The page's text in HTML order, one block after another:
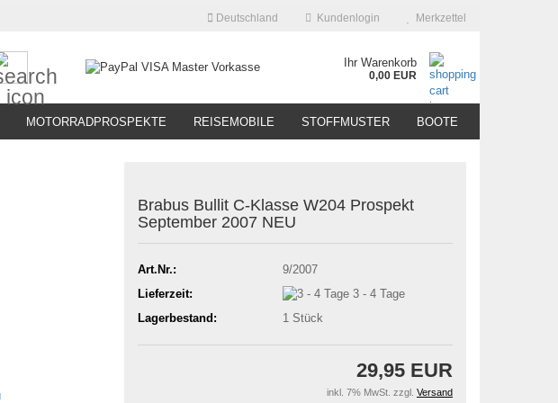
Deutschland Kundenlogin Merkzettel
Ihr Warenkorb
0,00 EUR
MOTORRADPROSPEKTE REISEMOBILE STOFFMUSTER BOOTE
Brabus Bullit C-Klasse W204 Prospekt
September 2007 NEU
Art.Nr.:
9/2007
Lieferzeit:
3 - 4 Tage
Lagerbestand:
1 Stück
29,95 EUR
inkl. 7% MwSt. zzgl. Versand